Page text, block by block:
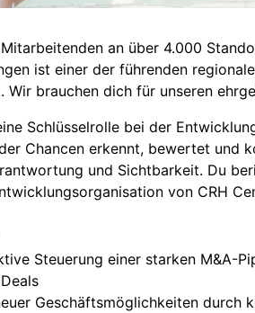
an über 4.000
ist einer der führenden
Wir brauchen dich für unseren
Schlüsselrolle bei der
Chancen erkennt, bewertet
und Sichtbarkeit. Du
von CRH
Steuerung einer starken M&A-
Geschäftsmöglichkeiten durch